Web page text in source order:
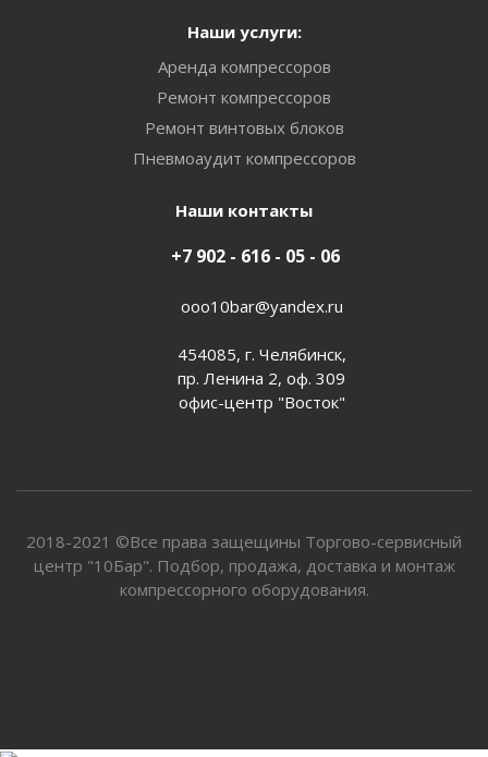
Наши услуги:
Аренда компрессоров
Ремонт компрессоров
Ремонт винтовых блоков
Пневмоаудит компрессоров
Наши контакты
+7 902 - 616 - 05 - 06
ooo10bar@yandex.ru
454085, г. Челябинск,
пр. Ленина 2, оф. 309
офис-центр "Восток"
2018-2021 ©Все права защещины Торгово-сервисный
центр "10Бар". Подбор, продажа, доставка и монтаж
компрессорного оборудования.